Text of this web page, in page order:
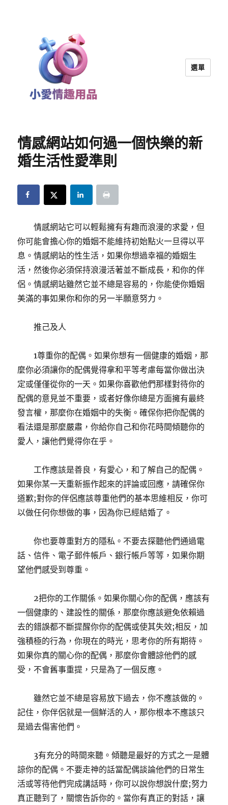
選單
情感網站如何過一個快樂的新
婚生活性愛準則
情感網站它可以輕鬆擁有有趣而浪漫的求愛，但
你可能會擔心你的婚姻不能維持初始點火一旦得以平
息。情感網站的性生活，如果你想過幸福的婚姻生
活，然後你必須保持浪漫活著並不斷成長，和你的伴
侶。情感網站雖然它並不總是容易的，你能使你婚姻
美滿的事如果你和你的另一半願意努力。
推己及人
1尊重你的配偶。如果你想有一個健康的婚姻，那
麼你必須讓你的配偶覺得拿和平等考慮每當你做出決
定或僅僅從你的一天。如果你喜歡他們那樣對待你的
配偶的意見並不重要，或者好像你總是方面擁有最終
發言權，那麼你在婚姻中的失衡。確保你把你配偶的
看法還是那麼嚴肅，你給你自己和你花時間傾聽你的
愛人，讓他們覺得你在乎。
工作應該是善良，有愛心，和了解自己的配偶。
如果你某一天重新振作起來的評論或回應，請確保你
道歉;對你的伴侶應該尊重他們的基本思維相反，你可
以做任何你想做的事，因為你已經結婚了。
你也要尊重對方的隱私。不要去探聽他們通過電
話、信件、電子郵件帳戶、銀行帳戶等等，如果你期
望他們感受到尊重。
2把你的工作關係。如果你關心你的配偶，應該有
一個健康的、建設性的關係，那麼你應該避免依賴過
去的錯誤都不斷提醒你你的配偶或使其失​​效;相反，加
強積極的行為，你現在的時光，思考你的所有期待。
如果你真的關心你的配偶，那麼你會體諒他們的感
受，不會舊事重提，只是為了一個反應。
雖然它並不總是容易放下過去，你不應該做的。
記住，你伴侶就是一個鮮活的人，那你根本不應該只
是過去傷害他們。
3有充分的時間來聽。傾聽是最好的方式之一是體
諒你的配偶。不要走神的話當配偶談論他們的日常生
活或等待他們完成講話時，你可以說你想說什麼;努力
真正聽到了，關懷告訴你的。當你有真正的對話，讓